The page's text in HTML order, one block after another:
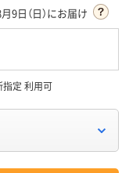
9日（日）にお届け
指定 利用可